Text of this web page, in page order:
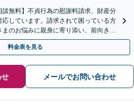
談無料】不貞行為の慰謝料請求、財産分
しています。請求されて困っている方
のお悩みに親身に寄り添い、前向きな
でサポートします。
料金表を見る
メールでお問い合わせ